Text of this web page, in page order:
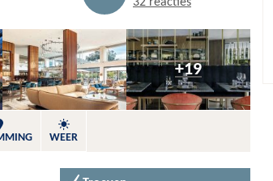
+19
WEER